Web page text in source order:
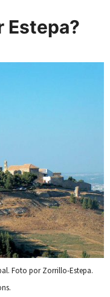
Estepa?
Foto por Zorrillo-Estepa.